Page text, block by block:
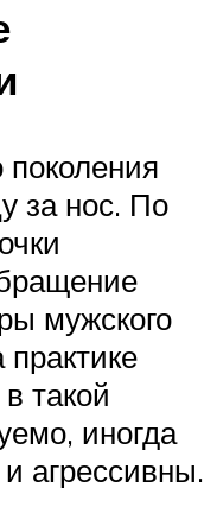
за нос. По
мужского
такой
иногда
агрессивны.